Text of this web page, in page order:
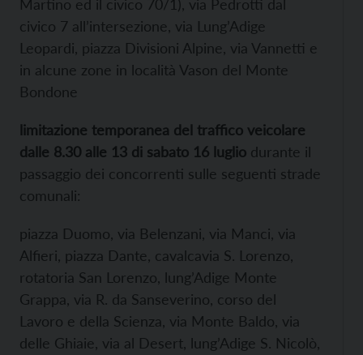
Martino ed il civico 70/1), via Pedrotti dal
civico 7 all’intersezione, via Lung’Adige
Leopardi, piazza Divisioni Alpine, via Vannetti e
in alcune zone in località Vason del Monte
Bondone
limitazione temporanea del traffico veicolare
dalle 8.30 alle 13 di sabato 16 luglio durante il
passaggio dei concorrenti sulle seguenti strade
comunali:
piazza Duomo, via Belenzani, via Manci, via
Alfieri, piazza Dante, cavalcavia S. Lorenzo,
rotatoria San Lorenzo, lung’Adige Monte
Grappa, via R. da Sanseverino, corso del
Lavoro e della Scienza, via Monte Baldo, via
delle Ghiaie, via al Desert, lung’Adige S. Nicolò,